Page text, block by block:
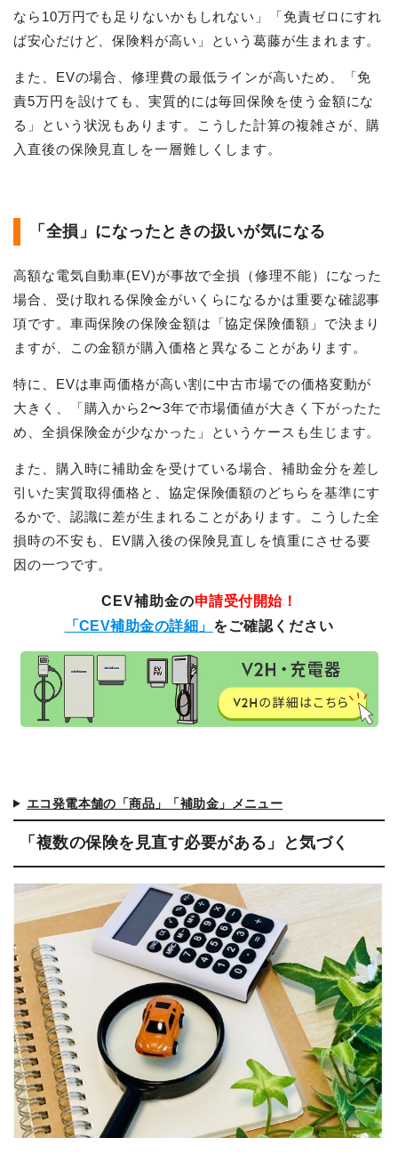
なら10万円でも足りないかもしれない」「免責ゼロにすれ
ば安心だけど、保険料が高い」という葛藤が生まれます。
また、EVの場合、修理費の最低ラインが高いため、「免
責5万円を設けても、実質的には毎回保険を使う金額にな
る」という状況もあります。こうした計算の複雑さが、購
入直後の保険見直しを一層難しくします。
「全損」になったときの扱いが気になる
高額な電気自動車(EV)が事故で全損（修理不能）になった
場合、受け取れる保険金がいくらになるかは重要な確認事
項です。車両保険の保険金額は「協定保険価額」で決まり
ますが、この金額が購入価格と異なることがあります。
特に、EVは車両価格が高い割に中古市場での価格変動が
大きく、「購入から2〜3年で市場価値が大きく下がったた
め、全損保険金が少なかった」というケースも生じます。
また、購入時に補助金を受けている場合、補助金分を差し
引いた実質取得価格と、協定保険価額のどちらを基準にす
るかで、認識に差が生まれることがあります。こうした全
損時の不安も、EV購入後の保険見直しを慎重にさせる要
因の一つです。
CEV補助金の申請受付開始！
「CEV補助金の詳細」 をご確認ください
エコ発電本舗の「商品」「補助金」メニュー
「複数の保険を見直す必要がある」と気づく